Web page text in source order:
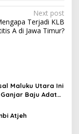
Next post
Terjadi KLB
A di Jawa Timur?
Maluku Utara Ini
Baju Adat
Atjeh